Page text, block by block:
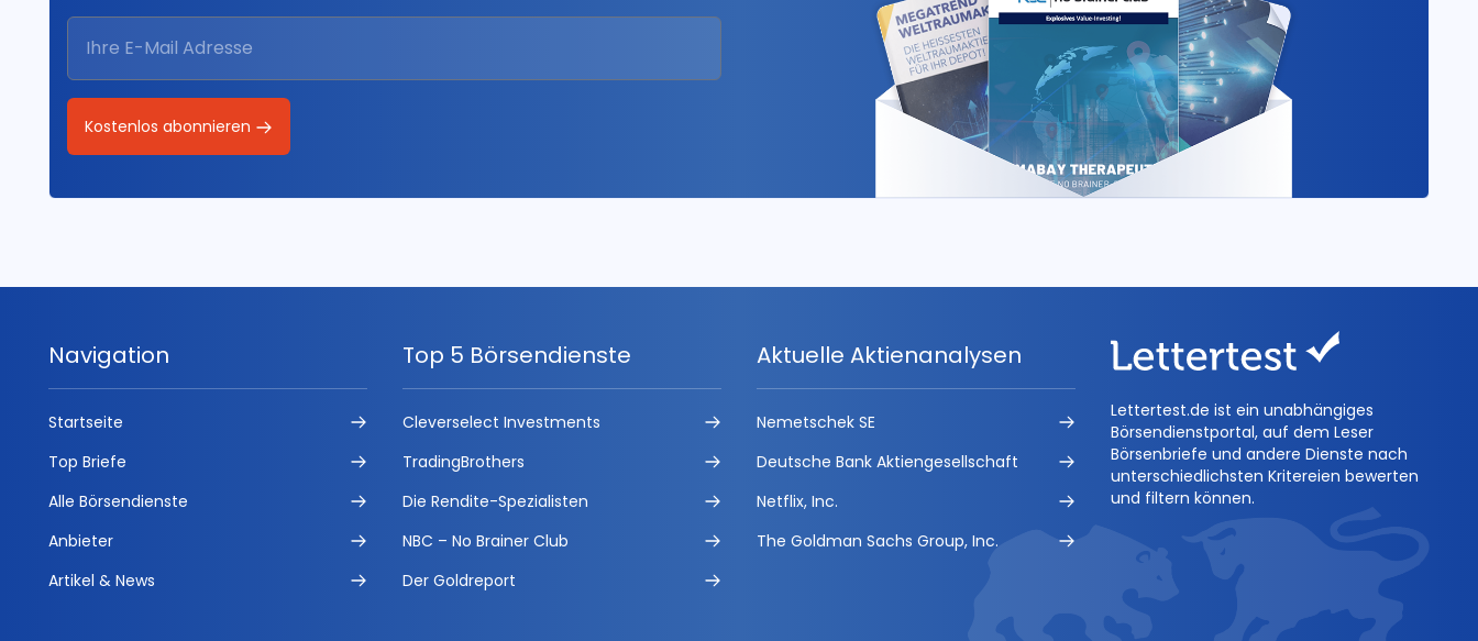
Kostenlos abonnieren
Navigation
Startseite
Top Briefe
Alle Börsendienste
Anbieter
Artikel & News
Top 5 Börsendienste
Cleverselect Investments
TradingBrothers
Die Rendite-Spezialisten
NBC – No Brainer Club
Der Goldreport
Aktuelle Aktienanalysen
Nemetschek SE
Deutsche Bank Aktiengesellschaft
Netflix, Inc.
The Goldman Sachs Group, Inc.
Lettertest.de ist ein unabhängiges
Börsendienstportal, auf dem Leser
Börsenbriefe und andere Dienste nach
unterschiedlichsten Kritereien bewerten
und filtern können.